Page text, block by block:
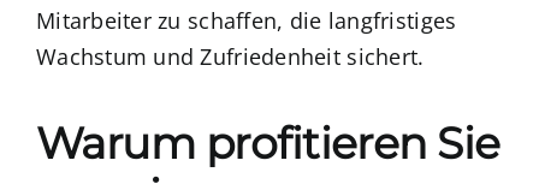
Mitarbeiter zu schaffen, die langfristiges
Wachstum und Zufriedenheit sichert.
Warum profitieren Sie